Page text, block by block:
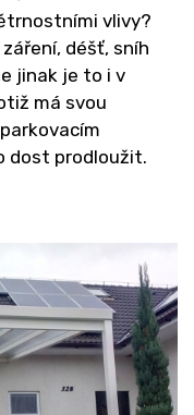
vlivy?
déšť, sníh
jinak je to i v
má svou
dost prodloužit.